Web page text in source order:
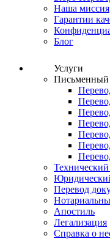
Наша миссия
Гарантии
Блог
Услуги
Письменный
Перевод
Апостиль
Легализация
Справка о